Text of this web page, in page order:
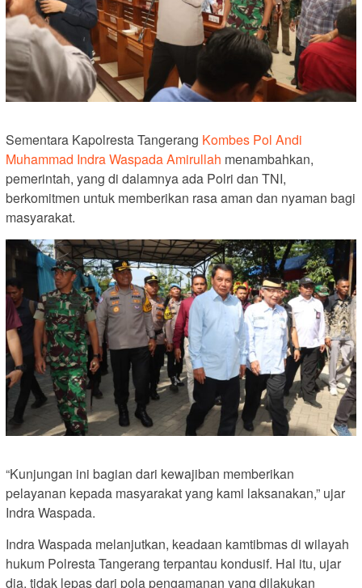
Sementara Kapolresta Tangerang Kombes Pol Andi
Muhammad Indra Waspada Amirullah menambahkan,
pemerintah, yang di dalamnya ada Polri dan TNI,
berkomitmen untuk memberikan rasa aman dan nyaman bagi
masyarakat.
“Kunjungan ini bagian dari kewajiban memberikan
pelayanan kepada masyarakat yang kami laksanakan,” ujar
Indra Waspada.
Indra Waspada melanjutkan, keadaan kamtibmas di wilayah
hukum Polresta Tangerang terpantau kondusif. Hal itu, ujar
dia, tidak lepas dari pola pengamanan yang dilakukan